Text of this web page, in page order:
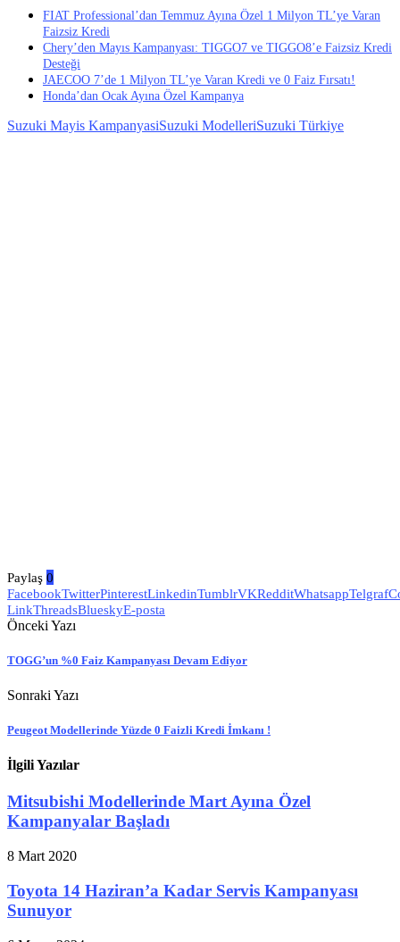
FIAT Professional’dan Temmuz Ayına Özel 1 Milyon TL’ye Varan
Faizsiz Kredi
Chery’den Mayıs Kampanyası: TIGGO7 ve TIGGO8’e Faizsiz Kredi
Desteği
JAECOO 7’de 1 Milyon TL’ye Varan Kredi ve 0 Faiz Fırsatı!
Honda’dan Ocak Ayına Özel Kampanya
Suzuki Mayis KampanyasiSuzuki ModelleriSuzuki Türkiye
Paylaş 0
FacebookTwitterPinterestLinkedinTumblrVKRedditWhatsappTelgraf
LinkThreadsBlueskyE-posta
Önceki Yazı
TOGG’un %0 Faiz Kampanyası Devam Ediyor
Sonraki Yazı
Peugeot Modellerinde Yüzde 0 Faizli Kredi İmkanı !
İlgili Yazılar
Mitsubishi Modellerinde Mart Ayına Özel
Kampanyalar Başladı
8 Mart 2020
Toyota 14 Haziran’a Kadar Servis Kampanyası
Sunuyor